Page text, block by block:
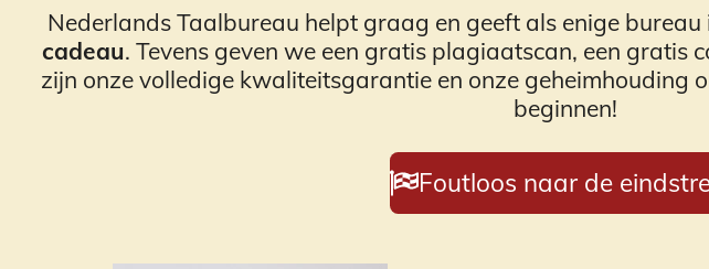
Nederlands Taalbureau helpt graag en geeft als enige
cadeau. Tevens geven we een gratis plagiaatscan, een
zijn onze volledige kwaliteitsgarantie en onze geheimhouding
beginnen!
Foutloos naar de